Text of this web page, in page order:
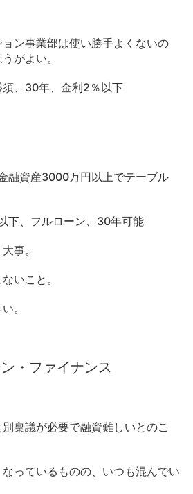
ン事業部は使い勝手よくないの
がよい。
、30年、金利2％以下
融資産3000万円以上でテーブル
下、フルローン、30年可能
事。
いこと。
。
・ファイナンス
稟議が必要で融資難しいとのこ
っているものの、いつも混んでい